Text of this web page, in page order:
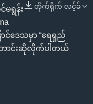
တိုက်ရိုက် လင့်ခ်
မရွန်း
ာင်ဒေသမှာ “ရေရှည်
ာင်းဆိုလိုက်ပါတယ်